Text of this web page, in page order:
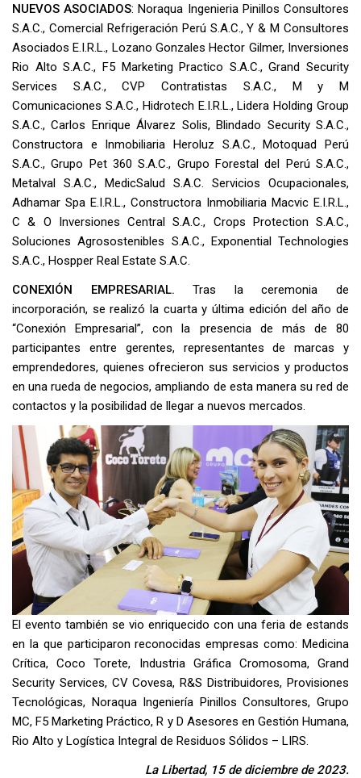
NUEVOS ASOCIADOS: Noraqua Ingenieria Pinillos Consultores
S.A.C., Comercial Refrigeración Perú S.A.C., Y & M Consultores
Asociados E.I.R.L., Lozano Gonzales Hector Gilmer, Inversiones
Rio Alto S.A.C., F5 Marketing Practico S.A.C., Grand Security
Services S.A.C., CVP Contratistas S.A.C., M y M
Comunicaciones S.A.C., Hidrotech E.I.R.L., Lidera Holding Group
S.A.C., Carlos Enrique Álvarez Solis, Blindado Security S.A.C.,
Constructora e Inmobiliaria Heroluz S.A.C., Motoquad Perú
S.A.C., Grupo Pet 360 S.A.C., Grupo Forestal del Perú S.A.C.,
Metalval S.A.C., MedicSalud S.A.C. Servicios Ocupacionales,
Adhamar Spa E.I.R.L., Constructora Inmobiliaria Macvic E.I.R.L.,
C & O Inversiones Central S.A.C., Crops Protection S.A.C.,
Soluciones Agrosostenibles S.A.C., Exponential Technologies
S.A.C., Hospper Real Estate S.A.C.
CONEXIÓN EMPRESARIAL. Tras la ceremonia de
incorporación, se realizó la cuarta y última edición del año de
“Conexión Empresarial”, con la presencia de más de 80
participantes entre gerentes, representantes de marcas y
emprendedores, quienes ofrecieron sus servicios y productos
en una rueda de negocios, ampliando de esta manera su red de
contactos y la posibilidad de llegar a nuevos mercados.
El evento también se vio enriquecido con una feria de estands
en la que participaron reconocidas empresas como: Medicina
Crítica, Coco Torete, Industria Gráfica Cromosoma, Grand
Security Services, CV Covesa, R&S Distribuidores, Provisiones
Tecnológicas, Noraqua Ingeniería Pinillos Consultores, Grupo
MC, F5 Marketing Práctico, R y D Asesores en Gestión Humana,
Rio Alto y Logística Integral de Residuos Sólidos – LIRS.
La Libertad, 15 de diciembre de 2023.